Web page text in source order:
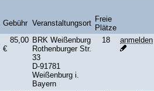
Gebühr Veranstaltungsort Freie
Plätze
85,00
€
BRK Weißenburg
Rothenburger Str.
33
D-91781
Weißenburg i.
Bayern
18 anmelden